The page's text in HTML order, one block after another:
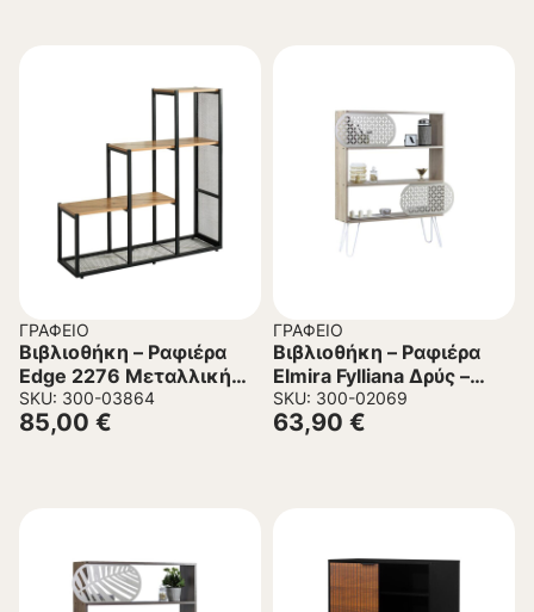
ΓΡΑΦΕΊΟ
Βιβλιοθήκη – Ραφιέρα
Edge 2276 Μεταλλική
Fylliana Sonoma – Artisan
106x33x112 εκ.
SKU: 300-03864
85,00 €
ΓΡΑΦΕΊΟ
Βιβλιοθήκη – Ραφιέρα
Elmira Fylliana Δρύς –
Λευκό 117x25x94 εκ.
SKU: 300-02069
63,90 €